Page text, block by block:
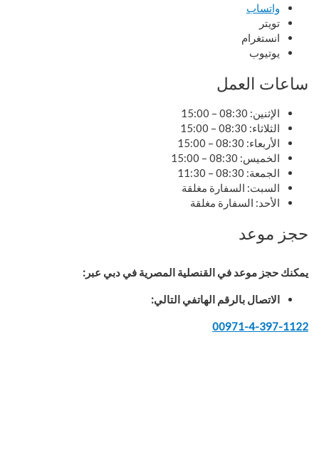
واتساب
تويتر
انستغرام
يوتيوب
ساعات العمل
الإثنين: 08:30 – 15:00
الثلاثاء: 08:30 – 15:00
الأربعاء: 08:30 – 15:00
الخميس: 08:30 – 15:00
الجمعة: 08:30 – 11:30
السبت: السفارة مغلقة
الأحد: السفارة مغلقة
حجز موعد
يمكنك حجز موعد في القنصلية المصرية في دبي عبر:
الاتصال بالرقم الهاتفي التالي:
00971-4-397-1122